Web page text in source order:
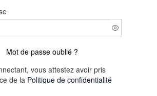
Mot de passe oublié ?
vous attestez avoir pris
de la Politique de confidentialité